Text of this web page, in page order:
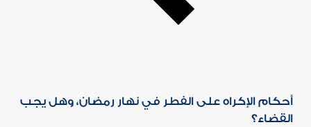
أحكام الإكراه على الفطر في نهار رمضان، وهل يجب
القضاء؟